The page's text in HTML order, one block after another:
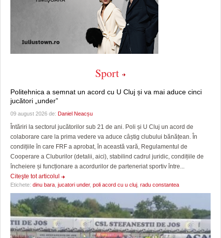
Sport
Politehnica a semnat un acord cu U Cluj și va mai aduce cinci
jucători „under”
09 august 2026 de: Daniel Neacșu
Întăriri la sectorul jucătorilor sub 21 de ani. Poli și U Cluj un acord de
colaborare care la prima vedere va aduce câștig clubului bănățean. În
condițiile în care FRF a aprobat, în această vară, Regulamentul de
Cooperare a Cluburilor (detalii, aici), stabilind cadrul juridic, condițiile de
încheiere și funcționare a acordurilor de parteneriat sportiv între...
Citeşte tot articolul
Etichete: dinu bara jucatori under, poli acord cu u cluj radu constantea